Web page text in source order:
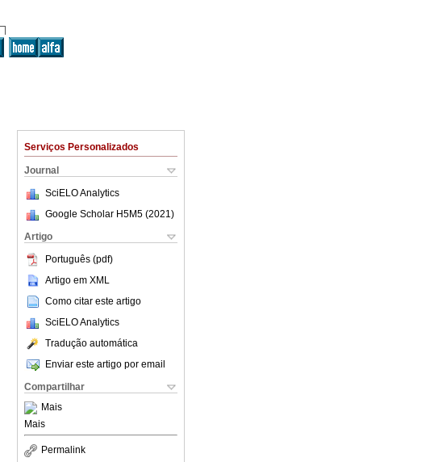
Serviços Personalizados
Journal
SciELO Analytics
Google Scholar H5M5 (2021 )
Artigo
Português (pdf)
Artigo em XML
Como citar este artigo
SciELO Analytics
Tradução automática
Enviar este artigo por email
Compartilhar
Mais
Mais
Permalink